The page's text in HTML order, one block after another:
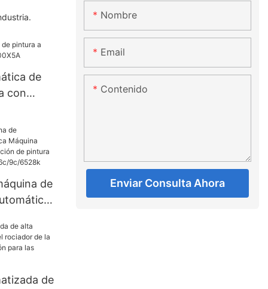
de
con
de
pintura
de
Nombre
Email
Contenido
Enviar Consulta Ahora